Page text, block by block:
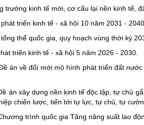
trưởng kinh tế mới, cơ cấu lại nền kinh tế,
triển kinh tế - xã hội 10 năm 2031 -
thể quốc gia, quy hoạch vùng thời kỳ
triển kinh tế - xã hội 5 năm 2026 - 2030.
án về đổi mới mô hình phát triển đất
án xây dựng nền kinh tế độc lập, tự chủ
chiến lược, tiến tới tự lực, tự chủ, tự
trình quốc gia Tăng năng suất lao